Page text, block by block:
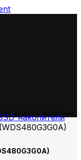
480Gb 2.5″ SATA3 Green
накопители